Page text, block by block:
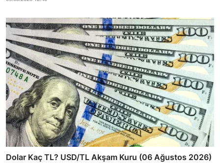
Dolar Kaç TL? USD/TL Akşam Kuru (06 Ağustos 2026)